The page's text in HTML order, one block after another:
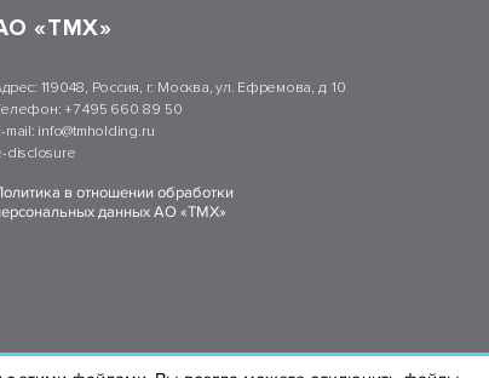
«ТМХ»
119048, Россия, г. Москва, ул. Ефремова, д. 10
+7 495 660 89 50
mail: info@tmholding.ru
disclosure
в отношении обработки
данных АО «ТМХ»